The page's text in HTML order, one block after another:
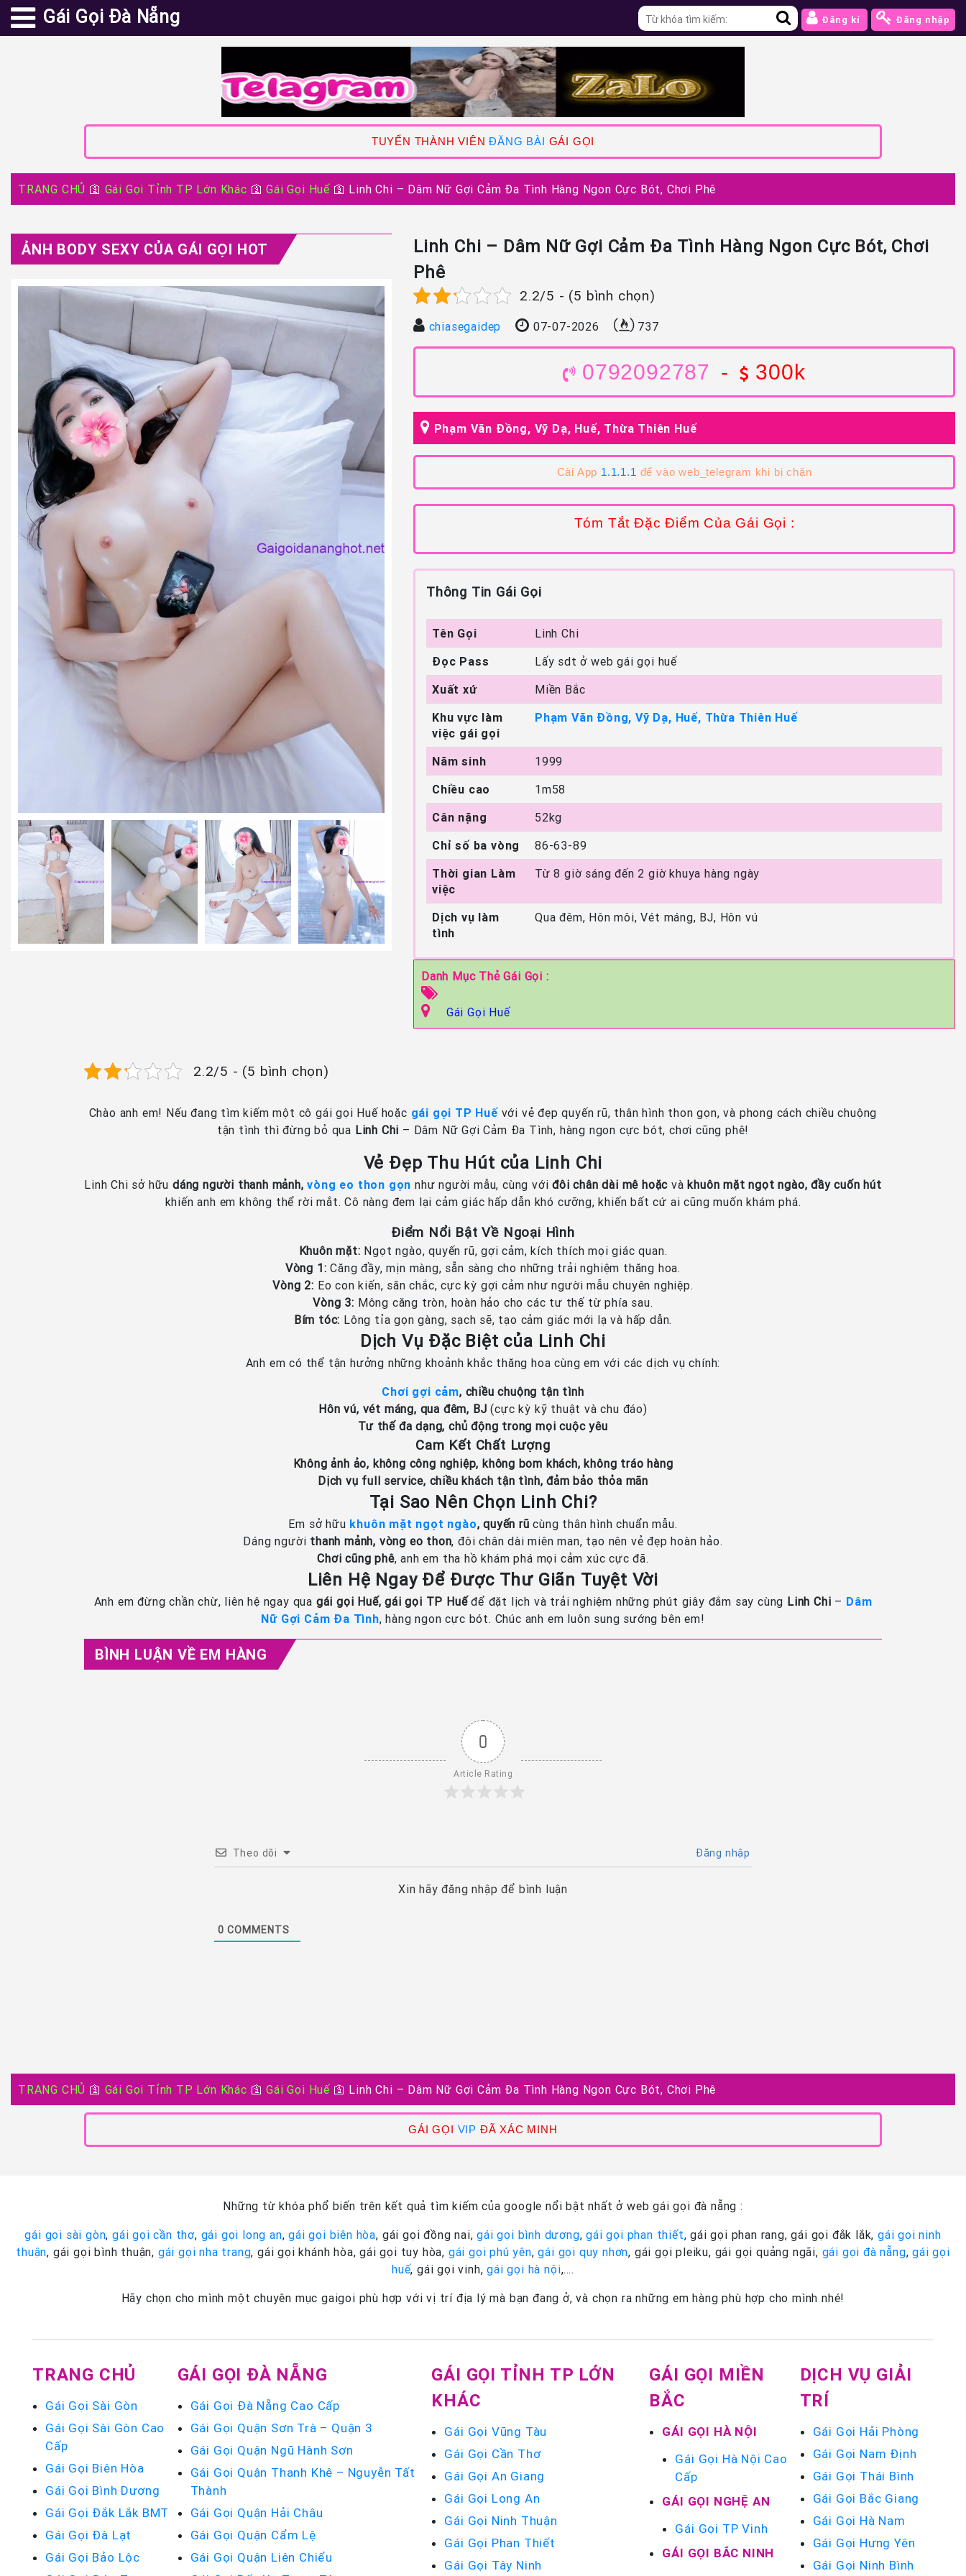
Gái Gọi Đà Nẵng Đăng kí Đăng nhập
TUYỂN THÀNH VIÊNĐĂNG BÀI GÁI GỌI
TRANG CHỦ 🛐 Gái Gọi Tỉnh TP Lớn Khác 🛐Gái Gọi Huế 🛐 Linh Chi – Dâm Nữ Gợi Cảm Đa Tình Hàng Ngon Cực Bót, Chơi Phê
ẢNH BODY SEXY CỦA GÁI GỌI HOT
Linh Chi – Dâm Nữ Gợi Cảm Đa Tình Hàng Ngon Cực Bót, Chơi
Phê
2.2/5 - (5 bình chọn)
chiasegaidep 07-07-2026 737
0792092787 - 300k
Phạm Văn Đồng, Vỹ Dạ, Huế, Thừa Thiên Huế
Cài App 1.1.1.1 để vào web_telegram khi bị chặn
Tóm Tắt Đặc Điểm Của Gái Gọi :
Thông Tin Gái Gọi
Tên Gọi
Linh Chi
Đọc Pass
Lấy sdt ở web gái gọi huế
Xuất xứ
Miền Bắc
Khu vực làm
việc gái gọi
Phạm Văn Đồng, Vỹ Dạ, Huế, Thừa Thiên Huế
Năm sinh
1999
Chiều cao
1m58
Cân nặng
52kg
Chỉ số ba vòng
86-63-89
Thời gian Làm
việc
Từ 8 giờ sáng đến 2 giờ khuya hàng ngày
Dịch vụ làm
tình
Qua đêm, Hôn môi, Vét máng, BJ, Hôn vú
Danh Mục Thẻ Gái Gọi :
Gái Gọi Huế
2.2/5 - (5 bình chọn)
Chào anh em! Nếu đang tìm kiếm một cô gái gọi Huế hoặc gái gọi TP Huếvới vẻ đẹp quyến rũ, thân hình thon gọn, và phong cách chiều chuộng
tận tình thì đừng bỏ qua Linh Chi – Dâm Nữ Gợi Cảm Đa Tình, hàng ngon cực bót, chơi cũng phê!
Vẻ Đẹp Thu Hút của Linh Chi
Linh Chi sở hữu dáng người thanh mảnh, vòng eo thon gọn như người mẫu, cùng vớiđôi chân dài mê hoặc và khuôn mặt ngọt ngào, đầy cuốn hút
khiến anh em không thể rời mắt. Cô nàng đem lại cảm giác hấp dẫn khó cưỡng, khiến bất cứ ai cũng muốn khám phá.
Điểm Nổi Bật Về Ngoại Hình
Khuôn mặt: Ngọt ngào, quyến rũ, gợi cảm, kích thích mọi giác quan.
Vòng 1: Căng đầy, mịn màng, sẵn sàng cho những trải nghiệm thăng hoa.
Vòng 2: Eo con kiến, săn chắc, cực kỳ gợi cảm như người mẫu chuyên nghiệp.
Vòng 3: Mông căng tròn, hoàn hảo cho các tư thế từ phía sau.
Bím tóc: Lông tỉa gọn gàng, sạch sẽ, tạo cảm giác mới lạ và hấp dẫn.
Dịch Vụ Đặc Biệt của Linh Chi
Anh em có thể tận hưởng những khoảnh khắc thăng hoa cùng em với các dịch vụ chính:
Chơi gợi cảm, chiều chuộng tận tình
Hôn vú, vét máng, qua đêm, BJ (cực kỳ kỹ thuật và chu đáo)
Tư thế đa dạng, chủ động trong mọi cuộc yêu
Cam Kết Chất Lượng
Không ảnh ảo, không công nghiệp, không bom khách, không tráo hàng
Dịch vụ full service, chiều khách tận tình, đảm bảo thỏa mãn
Tại Sao Nên Chọn Linh Chi?
Em sở hữu khuôn mặt ngọt ngào, quyến rũ cùng thân hình chuẩn mẫu.
Dáng người thanh mảnh, vòng eo thon, đôi chân dài miên man, tạo nên vẻ đẹp hoàn hảo.
Chơi cũng phê, anh em tha hồ khám phá mọi cảm xúc cực đã.
Liên Hệ Ngay Để Được Thư Giãn Tuyệt Vời
Anh em đừng chần chừ, liên hệ ngay qua gái gọi Huế, gái gọi TP Huếđể đặt lịch và trải nghiệm những phút giây đắm say cùng Linh Chi – Dâm
Nữ Gợi Cảm Đa Tình, hàng ngon cực bót. Chúc anh em luôn sung sướng bên em!
BÌNH LUẬN VỀ EM HÀNG
0
Article Rating
Theo dõi Đăng nhập
Xin hãy đăng nhập để bình luận
0 COMMENTS
TRANG CHỦ 🛐 Gái Gọi Tỉnh TP Lớn Khác 🛐Gái Gọi Huế 🛐 Linh Chi – Dâm Nữ Gợi Cảm Đa Tình Hàng Ngon Cực Bót, Chơi Phê
GÁI GỌI VIP ĐÃ XÁC MINH
Những từ khóa phổ biến trên kết quả tìm kiếm của google nổi bật nhất ở web gái gọi đà nẵng :
gái gọi sài gòn,gái gọi cần thơ, gái gọi long an,gái gọi biên hòa, gái gọi đồng nai,gái gọi bình dương,gái gọi phan thiết, gái gọi phan rang, gái gọi đắk lắk, gái gọi ninh
thuận, gái gọi bình thuận, gái gọi nha trang, gái gọi khánh hòa, gái gọi tuy hòa, gái gọi phú yên,gái gọi quy nhơn, gái gọi pleiku, gái gọi quảng ngãi, gái gọi đà nẵng,gái gọi
huế, gái gọi vinh,gái gọi hà nội,….
Hãy chọn cho mình một chuyên mục gaigoi phù hợp với vị trí địa lý mà bạn đang ở, và chọn ra những em hàng phù hợp cho mình nhé!
TRANG CHỦ
Gái Gọi Sài Gòn
Gái Gọi Sài Gòn Cao
Cấp
Gái Gọi Biên Hòa
Gái Gọi Bình Dương
Gái Gọi Đắk Lắk BMT
Gái Gọi Đà Lạt
Gái Gọi Bảo Lộc
GÁI GỌI ĐÀ NẴNG
Gái Gọi Đà Nẵng Cao Cấp
Gái Gọi Quận Sơn Trà – Quận 3
Gái Gọi Quận Ngũ Hành Sơn
Gái Gọi Quận Thanh Khê – Nguyễn Tất
Thành
Gái Gọi Quận Hải Châu
Gái Gọi Quận Cẩm Lệ
Gái Gọi Quận Liên Chiểu
GÁI GỌI TỈNH TP LỚN
KHÁC
Gái Gọi Vũng Tàu
Gái Gọi Cần Thơ
Gái Gọi An Giang
Gái Gọi Long An
Gái Gọi Ninh Thuận
Gái Gọi Phan Thiết
Gái Gọi Tây Ninh
GÁI GỌI MIỀN
BẮC
GÁI GỌI HÀ NỘI
Gái Gọi Hà Nội Cao
Cấp
GÁI GỌI NGHỆ AN
Gái Gọi TP Vinh
GÁI GỌI BẮC NINH
DỊCH VỤ GIẢI
TRÍ
Gái Gọi Hải Phòng
Gái Gọi Nam Định
Gái Gọi Thái Bình
Gái Gọi Bắc Giang
Gái Gọi Hà Nam
Gái Gọi Hưng Yên
Gái Gọi Ninh Bình